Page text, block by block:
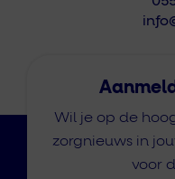
Wil je op de
zorgnieuws in
voor